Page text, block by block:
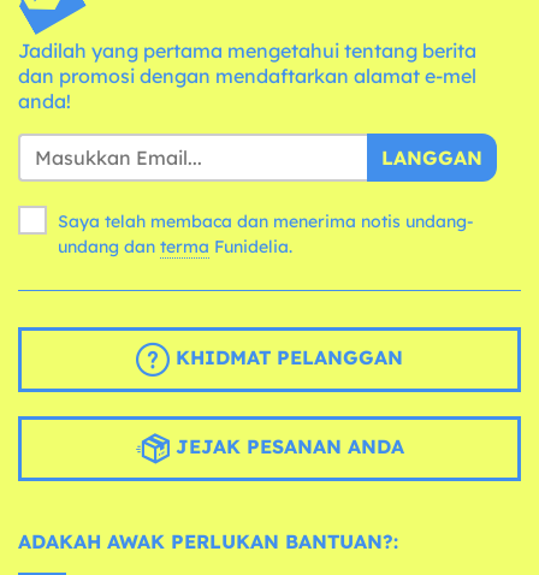
Jadilah yang pertama mengetahui tentang berita
dan promosi dengan mendaftarkan alamat e-mel
anda!
LANGGAN
Saya telah membaca dan menerima notis undang-
undang dan terma Funidelia.
KHIDMAT PELANGGAN
JEJAK PESANAN ANDA
ADAKAH AWAK PERLUKAN BANTUAN?: